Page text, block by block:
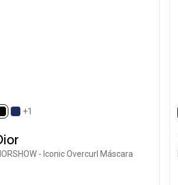
selected
+1
- Iconic Overcurl Máscara